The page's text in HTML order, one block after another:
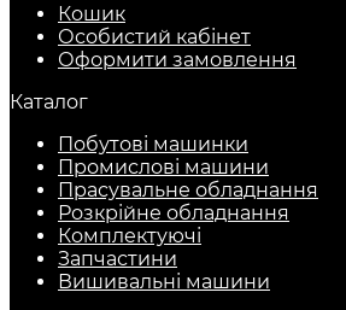
Кошик
Особистий кабінет
Оформити замовлення
Каталог
Побутові машинки
Промислові машини
Прасувальне обладнання
Розкрійне обладнання
Комплектуючі
Запчастини
Вишивальні машини